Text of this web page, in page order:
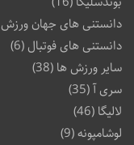
دانستنی های جهان ورزش
دانستنی های فوتبال (6)
سایر ورزش ها (38)
سری آ(35)
لالیگا (46)
لوشامپونه(9)